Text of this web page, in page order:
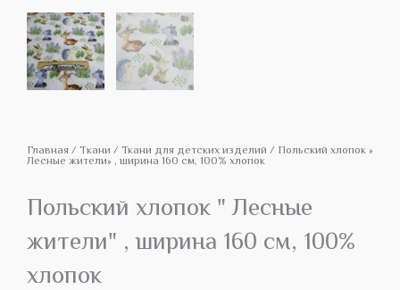
Главная / Tкани / Ткани для детских изделий / Польский хлопок »
Лесные жители» , ширина 160 см, 100% хлопок
Польский хлопок " Лесные
жители" , ширина 160 см, 100%
хлопок